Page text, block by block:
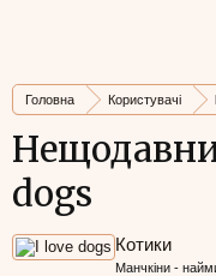
Головна Користувачі
dogs
Котики
Манчкіни -